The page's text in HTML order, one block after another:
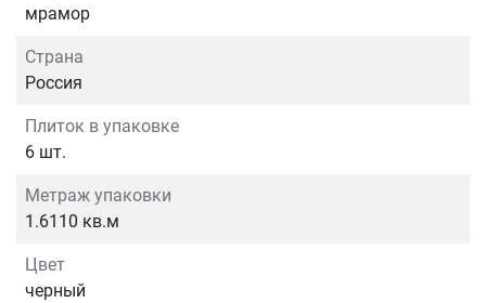
мрамор
Страна
Россия
Плиток в упаковке
6 шт.
Метраж упаковки
1.6110 кв.м
Цвет
черный